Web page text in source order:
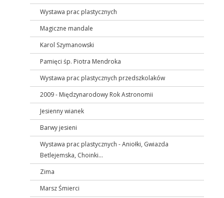
Wystawa prac plastycznych
Magiczne mandale
Karol Szymanowski
Pamięci śp. Piotra Mendroka
Wystawa prac plastycznych przedszkolaków
2009 - Międzynarodowy Rok Astronomii
Jesienny wianek
Barwy jesieni
Wystawa prac plastycznych - Aniołki, Gwiazda
Betlejemska, Choinki...
Zima
Marsz Śmierci